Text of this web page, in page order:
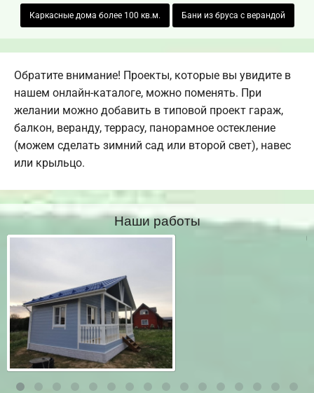
Каркасные дома более 100 кв.м. Бани из бруса с верандой
Обратите внимание! Проекты, которые вы увидите в
нашем онлайн-каталоге, можно поменять. При
желании можно добавить в типовой проект гараж,
балкон, веранду, террасу, панорамное остекление
(можем сделать зимний сад или второй свет), навес
или крыльцо.
Наши работы